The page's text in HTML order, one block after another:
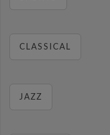
CLASSICAL
JAZZ